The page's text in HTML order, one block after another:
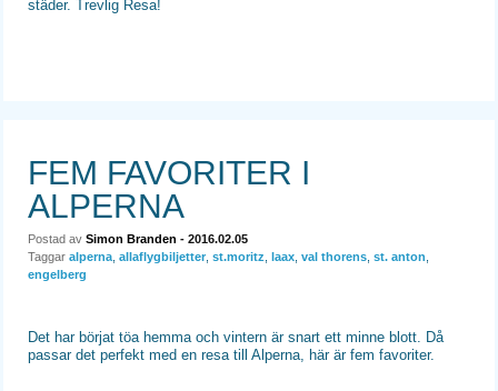
städer. Trevlig Resa!
FEM FAVORITER I
ALPERNA
Postad avSimon Branden - 2016.02.05
Taggar alperna ,allaflygbiljetter ,st.moritz ,laax ,val thorens ,st. anton
engelberg
Det har börjat töa hemma och vintern är snart ett minne blott. Då
passar det perfekt med en resa till Alperna, här är fem favoriter.